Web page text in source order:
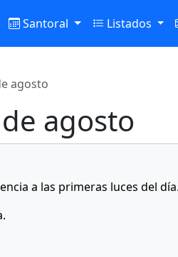
Santoral Listados
agosto
agosto
a las primeras luces del